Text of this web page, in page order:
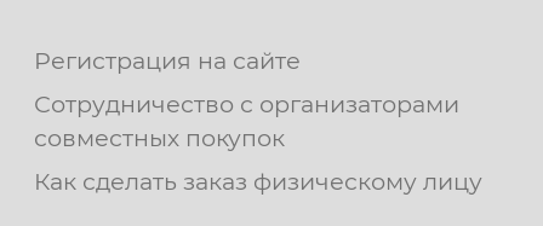
Регистрация на сайте
Сотрудничество с организаторами
совместных покупок
Как сделать заказ физическому лицу